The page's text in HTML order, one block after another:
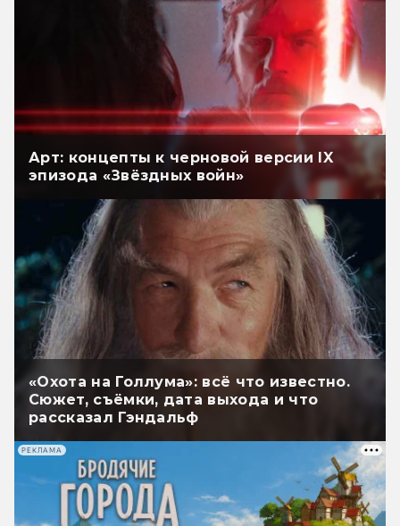
Арт: концепты к черновой версии IX
эпизода «Звёздных войн»
«Охота на Голлума»: всё что известно.
Сюжет, съёмки, дата выхода и что
рассказал Гэндальф
РЕКЛАМА